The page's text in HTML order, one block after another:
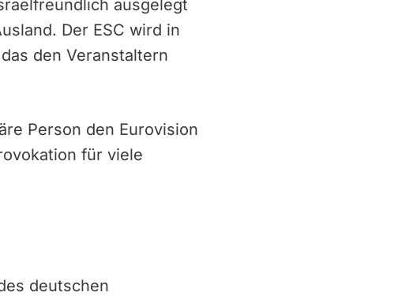
ausgelegt
Der ESC wird in
den Veranstaltern
Person den Eurovision
für viele
deutschen